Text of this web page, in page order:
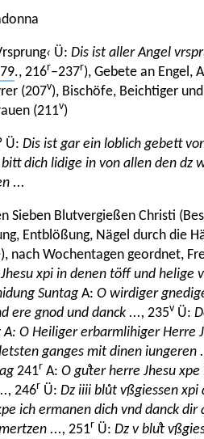
‹ Ü: Dis ist aller Angel
., 216r–237r), Gebete an Engel,
(207v), Bischöfe, Beichtiger
(211v)
Ü: Dis ist gar ein loblich gebett
dich lidige in von allen den dz
...
Sieben Blutvergießen Christi
Entblößung, Nägel durch die
nach Wochentagen geordnet,
xpi in denen töff und helige
SuntagA: O wirdiger
ere gnod und danck ..., 235v Ü:
O Heiliger erbarmlihiger Herre
ganges mit dinen iungeren
241r A: O guͦter herre Jhesu
246r Ü: Dz iiii blůt vßgiessen
ich ermanen dich vnd danck
..., 251r Ü: Dz v bluͦt